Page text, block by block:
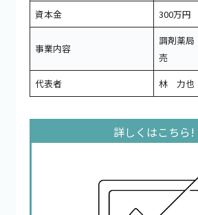
資本金
300万円
事業内容
調剤薬局
売
代表者
林 力也